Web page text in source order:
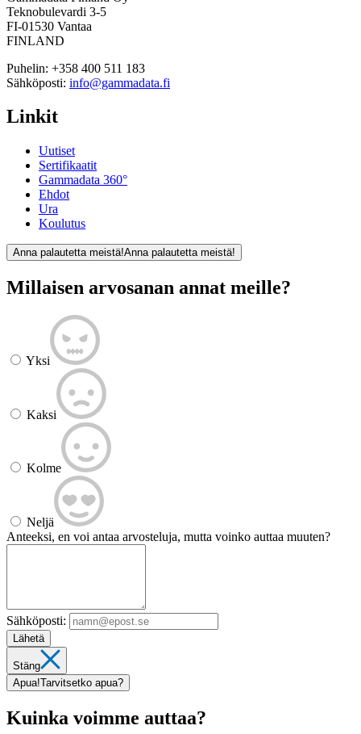
Teknobulevardi 3-5
FI-01530 Vantaa
FINLAND
Puhelin: +358 400 511 183
Sähköposti: info@gammadata.fi
Linkit
Uutiset
Sertifikaatit
Gammadata 360°
Ehdot
Ura
Koulutus
Anna palautetta meistä!Anna palautetta meistä!
Millaisen arvosanan annat meille?
Yksi
Kaksi
Kolme
Neljä
Anteeksi, en voi antaa arvosteluja, mutta voinko auttaa muuten?
Sähköposti:
Lähetä
Stäng
Apua!Tarvitsetko apua?
Kuinka voimme auttaa?